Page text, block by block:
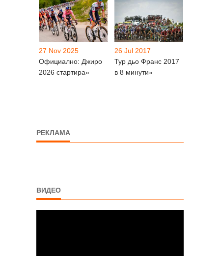
27 Nov 2025
Официално: Джиро
2026 стартира»
26 Jul 2017
Тур дьо Франс 2017
в 8 минути»
РЕКЛАМА
ВИДЕО